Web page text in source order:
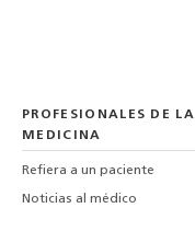
PROFESIONALES DE LA
MEDICINA
Refiera a un paciente
Noticias al médico